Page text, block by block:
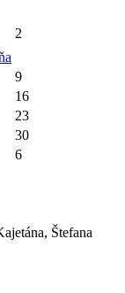
2
9
16
23
30
6
Štefana